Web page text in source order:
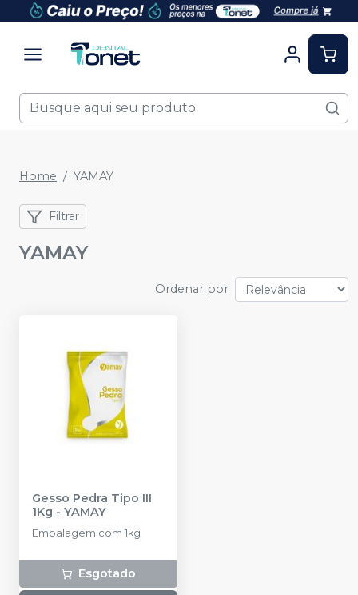
Home YAMAY
Filtrar
YAMAY
Ordenar por
Gesso Pedra Tipo III
1Kg - YAMAY
Embalagem com 1kg
Esgotado